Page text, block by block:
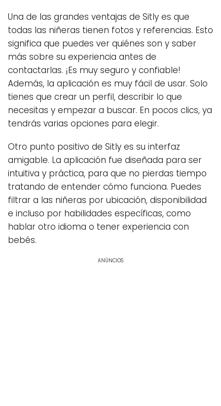
Una de las grandes ventajas de Sitly es que
todas las niñeras tienen fotos y referencias. Esto
significa que puedes ver quiénes son y saber
más sobre su experiencia antes de
contactarlas. ¡Es muy seguro y confiable!
Además, la aplicación es muy fácil de usar. Solo
tienes que crear un perfil, describir lo que
necesitas y empezar a buscar. En pocos clics, ya
tendrás varias opciones para elegir.
Otro punto positivo de Sitly es su interfaz
amigable. La aplicación fue diseñada para ser
intuitiva y práctica, para que no pierdas tiempo
tratando de entender cómo funciona. Puedes
filtrar a las niñeras por ubicación, disponibilidad
e incluso por habilidades específicas, como
hablar otro idioma o tener experiencia con
bebés.
ANÚNCIOS